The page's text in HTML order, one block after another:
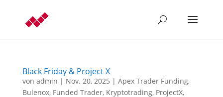
Black Friday & Project X
von admin | Nov. 20, 2025 | Apex Trader Funding,
Bulenox, Funded Trader, Kryptotrading, ProjectX,